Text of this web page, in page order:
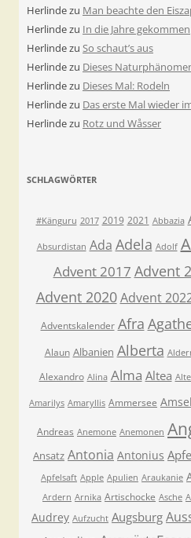
Herlindezu Man beachte den
Herlindezu In die Jahre gekommen
Herlindezu So schaut’s aus
Herlindezu Dieses
Herlindezu Dieses Mal: Rodeln
Herlindezu Das erste Mal wieder
Herlindezu Rotz und Wåsser
SCHLAGWÖRTER
#Känguru 2017 2019 2021 Abbazia
Absurdistan Ada Adela Adolf
Advent 2017 Advent
Advent 2020 Advent
Adventskalender Afra
Alaun Albanien Alberta
Alexandro Alina Alma Altea
Amarilys Amaryllis Ammersee Amsel
Andreas Anemone Anemonen
Ansatz Antonia Antonius
Apfelsaft Apple Apulien Araukanie
Ardern Arnika Artischocke Asche
Audrey Aufzucht Augsburg